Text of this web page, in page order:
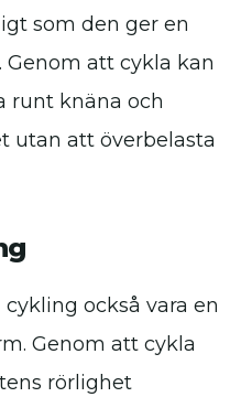
som den ger en
att cykla kan
runt knäna och
utan att överbelasta
också vara en
Genom att cykla
rörlighet